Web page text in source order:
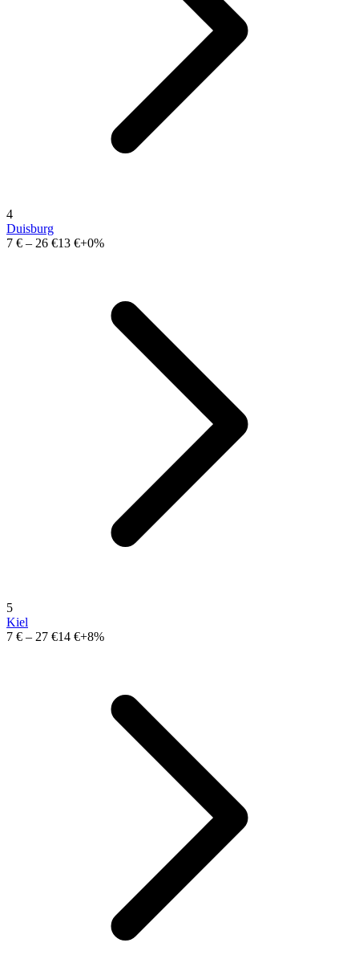
4
Duisburg
7 € – 26 €13 €+0%
5
Kiel
7 € – 27 €14 €+8%